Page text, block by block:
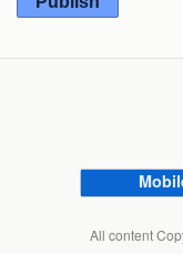
All content